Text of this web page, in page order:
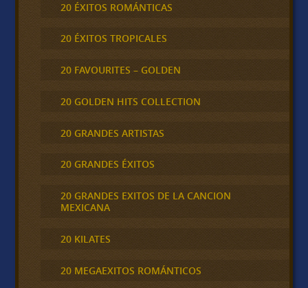
20 ÉXITOS ROMÁNTICAS
20 ÉXITOS TROPICALES
20 FAVOURITES – GOLDEN
20 GOLDEN HITS COLLECTION
20 GRANDES ARTISTAS
20 GRANDES ÉXITOS
20 GRANDES EXITOS DE LA CANCION
MEXICANA
20 KILATES
20 MEGAEXITOS ROMÁNTICOS